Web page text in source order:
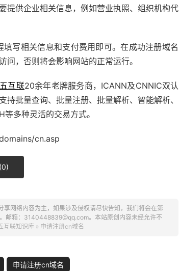
提供企业相关信息，例如营业执照、组织机构代
写相关信息和支付费用即可。在成功注册域名
，否则将会影响网站的正常运行。
互联20余年老牌服务商，ICANN及CNNIC双认
批量查询、批量注册、批量解析、智能解析、
多种灵活的交易方式。
cn.asp
0)
网络内容为主，如果涉及侵权请尽快告知，我们将会在第
邮箱：3140448839@qq.com。本站原创内容未经允许不
互联知识库 » 申请注册cn域名
申请注册cn域名